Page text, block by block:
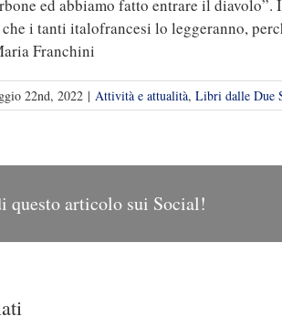
ed abbiamo fatto entrare il
i tanti italofrancesi lo leggeranno,
Franchini
22nd, 2022 | Attività e attualità, Libri dalle Due
questo articolo sui Social!